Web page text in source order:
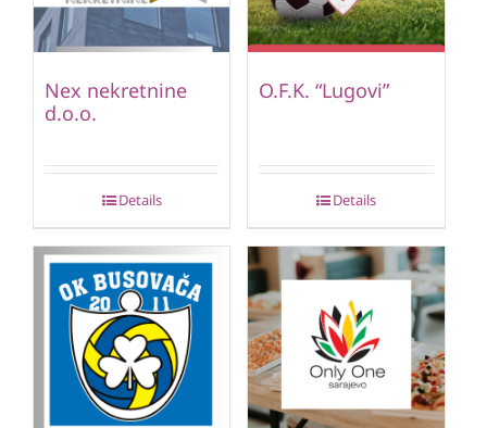
Nex nekretnine
d.o.o.
Details
O.F.K. “Lugovi”
Details